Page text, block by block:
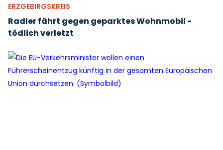
ERZGEBIRGSKREIS
Radler fährt gegen geparktes Wohnmobil -
tödlich verletzt